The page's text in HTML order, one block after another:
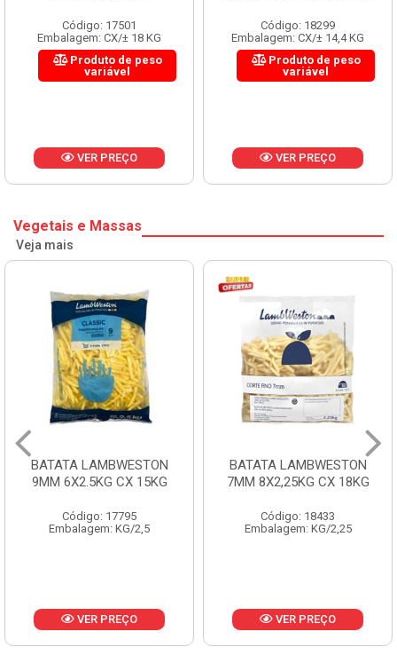
Código: 17501
Embalagem: CX/± 18 KG
Produto de peso
variável
VER PREÇO
Código: 18299
Embalagem: CX/± 14,4 KG
Produto de peso
variável
VER PREÇO
Vegetais e Massas
Veja mais
BATATA LAMBWESTON
9MM 6X2.5KG CX 15KG
Código: 17795
Embalagem: KG/2,5
VER PREÇO
BATATA LAMBWESTON
7MM 8X2,25KG CX 18KG
Código: 18433
Embalagem: KG/2,25
VER PREÇO